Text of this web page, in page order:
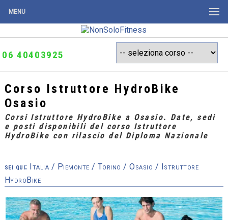
06 40403925
Corso Istruttore HydroBike
Osasio
Corsi Istruttore HydroBike a Osasio. Date, sedi
e posti disponibili del corso Istruttore
HydroBike con rilascio del Diploma Nazionale
sei qui: Italia / Piemonte / Torino/Osasio / Istruttore
HydroBike
MENU